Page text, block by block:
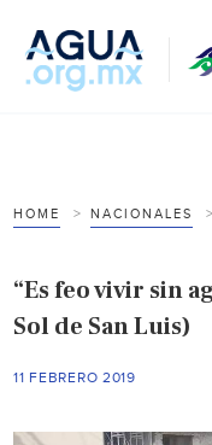
HOME NACIONALES
“Es feo vivir sin
Sol de San Luis)
11 FEBRERO 2019